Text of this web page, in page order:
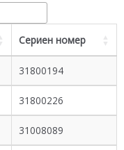
Сериен номер
31800194
31800226
31008089